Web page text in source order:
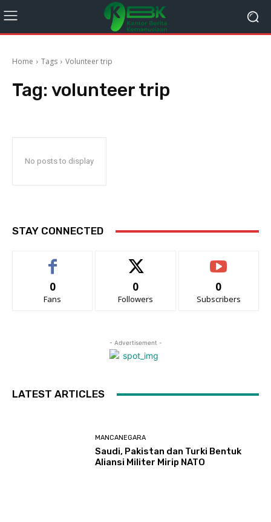
Home Tags Volunteer trip
Tag: volunteer trip
No posts to display
STAY CONNECTED
0
Fans
0
Followers
0
Subscribers
- Advertisement -
LATEST ARTICLES
MANCANEGARA
Saudi, Pakistan dan Turki Bentuk
Aliansi Militer Mirip NATO